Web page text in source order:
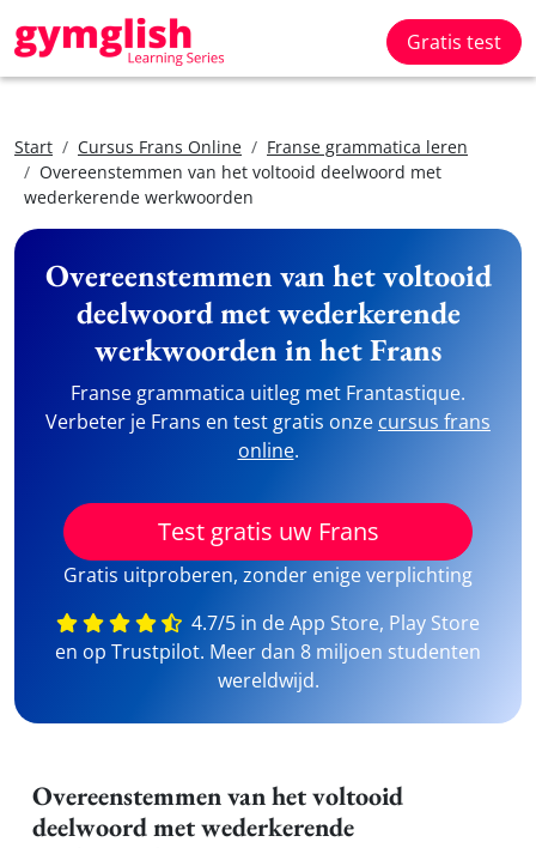
Gratis test
Start Cursus Frans Online
Franse grammatica leren
Overeenstemmen van het voltooid deelwoord met
wederkerende werkwoorden
Overeenstemmen van het voltooid
deelwoord met wederkerende
werkwoorden in het Frans
Franse grammatica uitleg met Frantastique.
Verbeter je Frans en test gratis onze cursus frans
online.
Test gratis uw Frans
Gratis uitproberen, zonder enige verplichting
4.7/5 in de App Store, Play Store
en op Trustpilot. Meer dan 8 miljoen studenten
wereldwijd.
Overeenstemmen van het voltooid
deelwoord met wederkerende